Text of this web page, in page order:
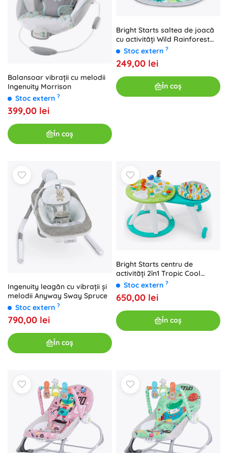
Balansoar vibrații cu melodii
Ingenuity Morrison
Stoc extern ?
399,00 lei
În coș
Bright Starts saltea de joacă
cu activități Wild Rainforest
FoldAway
Stoc extern ?
249,00 lei
În coș
Ingenuity leagăn cu vibrații și
melodii Anyway Sway Spruce
Stoc extern ?
790,00 lei
În coș
Bright Starts centru de
activități 2în1 Tropic Cool
Around We Go
Stoc extern ?
650,00 lei
În coș